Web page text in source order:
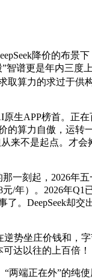
降价的布景
智谱更是年内三度
算力的求过于供
生APP榜首。正在
的算力自傲，运转
来不是起点。才会
一刻起，2026年五
/年）。2026年Q1
。DeepSeek却交
势坐庄价钱和，
达以往的上百倍！
端正在外”的纯